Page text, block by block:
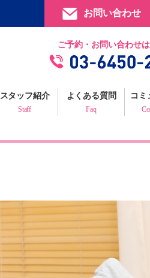
お問い合わせ
ご予約・お問い合わせ
スタッフ紹介
Staff
よくある質問
Faq
コミ
提携施設
フィジックスマイルギャラ
プロフェッショナルからの